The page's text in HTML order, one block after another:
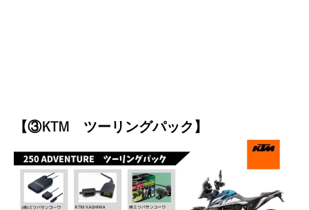
【③KTM ツーリングパック】